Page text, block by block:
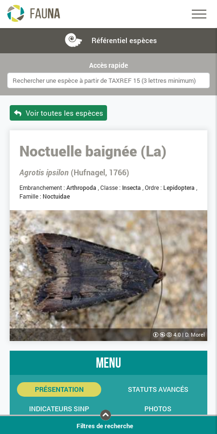
Référentiel espèces
Accès rapide
Voir toutes les espèces
Noctuelle baignée (La)
Agrotis ipsilon (Hufnagel, 1766)
Embranchement : Arthropoda Classe : Insecta Ordre : Lepidoptera
Famille : Noctuidae
4.0| D. Morel
menu
PRÉSENTATION STATUTS AVANCÉS
INDICATEURS SINP
PHOTOS
Filtres de recherche